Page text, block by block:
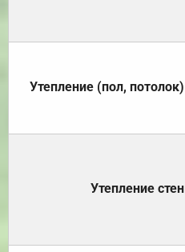
Утепление (пол, потолок)
Утепление стен